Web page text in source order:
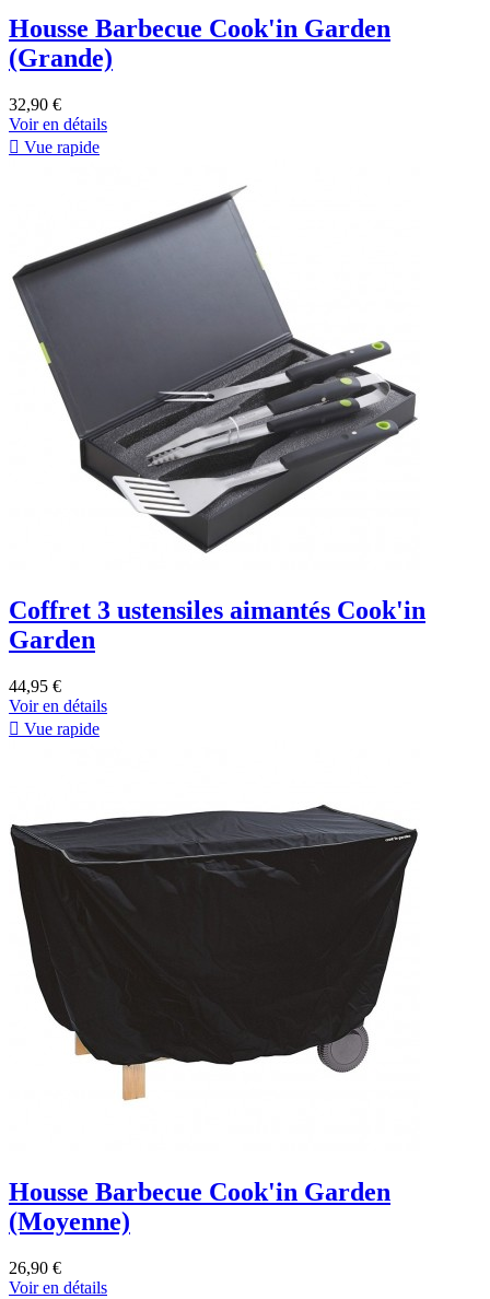
Housse Barbecue Cook'in Garden
(Grande)
32,90 €
Voir en détails
 Vue rapide
Coffret 3 ustensiles aimantés Cook'in
Garden
44,95 €
Voir en détails
 Vue rapide
Housse Barbecue Cook'in Garden
(Moyenne)
26,90 €
Voir en détails